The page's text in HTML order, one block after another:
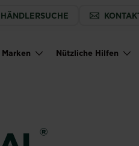
HÄNDLERSUCHE
Nützliche Hilfen
®
Jetzt kaufen